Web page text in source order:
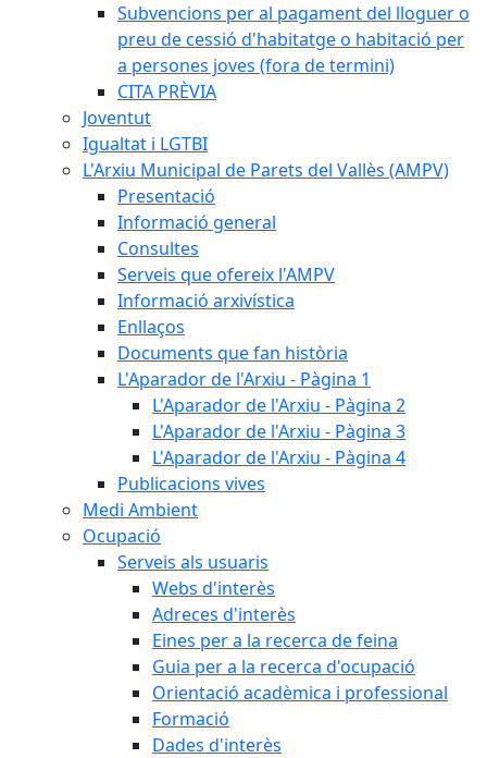
Subvencions per al pagament del lloguer o
preu de cessió d'habitatge o habitació per
a persones joves (fora de termini)
CITA PRÈVIA
Joventut
Igualtat i LGTBI
L'Arxiu Municipal de Parets del Vallès (AMPV)
Presentació
Informació general
Consultes
Serveis que ofereix l'AMPV
Informació arxivística
Enllaços
Documents que fan història
L'Aparador de l'Arxiu - Pàgina 1
L'Aparador de l'Arxiu - Pàgina 2
L'Aparador de l'Arxiu - Pàgina 3
L'Aparador de l'Arxiu - Pàgina 4
Publicacions vives
Medi Ambient
Ocupació
Serveis als usuaris
Webs d'interès
Adreces d'interès
Eines per a la recerca de feina
Guia per a la recerca d'ocupació
Orientació acadèmica i professional
Formació
Dades d'interès